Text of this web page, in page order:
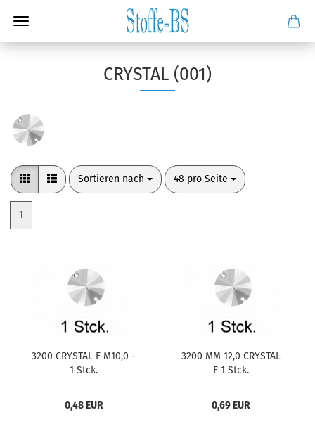
CRYSTAL (001)
Sortieren nach
Sortieren nach 48 pro Seite
pro Seite
1
3200 CRYSTAL F M10,0 -
1 Stck.
0,48 EUR
3200 MM 12,0 CRYSTAL
F 1 Stck.
0,69 EUR